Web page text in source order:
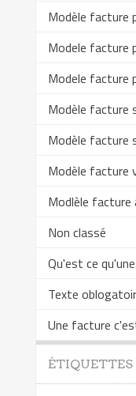
Modèle facture
Modele facture
Modele facture
Modèle facture
Modèle facture
Modèle facture
Modlèle
Non classé
Qu'est ce
Texte
Une facture
ÉTIQUETTES